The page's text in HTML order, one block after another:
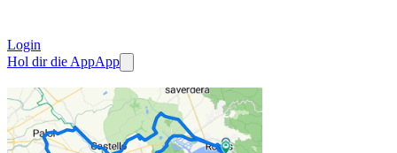
Login
Hol dir die AppApp